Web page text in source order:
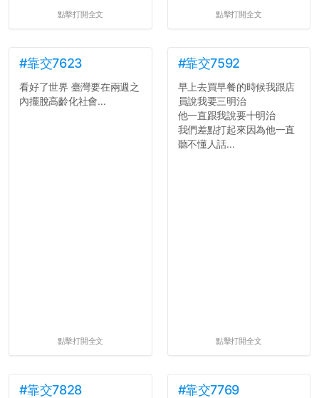
點擊打開全文 點擊打開全文
#靠交7623
看好了世界 臺灣要在兩週之
內擺脫高齡化社會...
點擊打開全文
#靠交7592
早上去買早餐的時候我跟店
員說我要三明治
他一直跟我說要十明治
我們差點打起來因為他一直
聽不懂人話...
點擊打開全文
#靠交7828 #靠交7769